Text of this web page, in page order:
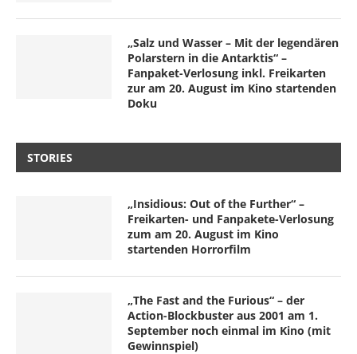
„Salz und Wasser – Mit der legendären
Polarstern in die Antarktis“ –
Fanpaket-Verlosung inkl. Freikarten
zur am 20. August im Kino startenden
Doku
STORIES
„Insidious: Out of the Further“ –
Freikarten- und Fanpakete-Verlosung
zum am 20. August im Kino
startenden Horrorfilm
„The Fast and the Furious“ – der
Action-Blockbuster aus 2001 am 1.
September noch einmal im Kino (mit
Gewinnspiel)